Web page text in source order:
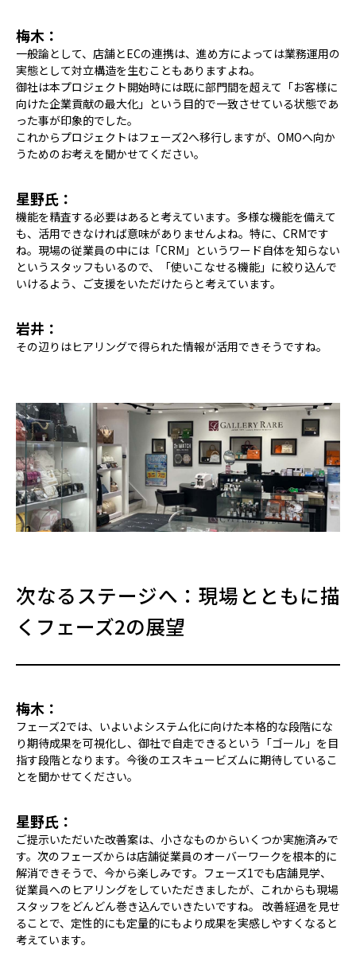
梅木：
一般論として、店舗とECの連携は、進め方によっては業務運用の
実態として対立構造を生むこともありますよね。
御社は本プロジェクト開始時には既に部門間を超えて「お客様に
向けた企業貢献の最大化」という目的で一致させている状態であ
った事が印象的でした。
これからプロジェクトはフェーズ2へ移行しますが、OMOへ向か
うためのお考えを聞かせてください。
星野氏：
機能を精査する必要はあると考えています。多様な機能を備えて
も、活用できなければ意味がありませんよね。特に、CRMです
ね。現場の従業員の中には「CRM」というワード自体を知らない
というスタッフもいるので、「使いこなせる機能」に絞り込んで
いけるよう、ご支援をいただけたらと考えています。
岩井：
その辺りはヒアリングで得られた情報が活用できそうですね。
次なるステージへ：現場とともに描
くフェーズ2の展望
梅木：
フェーズ2では、いよいよシステム化に向けた本格的な段階にな
り期待成果を可視化し、御社で自走できるという「ゴール」を目
指す段階となります。今後のエスキュービズムに期待しているこ
とを聞かせてください。
星野氏：
ご提示いただいた改善案は、小さなものからいくつか実施済みで
す。次のフェーズからは店舗従業員のオーバーワークを根本的に
解消できそうで、今から楽しみです。フェーズ1でも店舗見学、
従業員へのヒアリングをしていただきましたが、これからも現場
スタッフをどんどん巻き込んでいきたいですね。 改善経過を見せ
ることで、定性的にも定量的にもより成果を実感しやすくなると
考えています。